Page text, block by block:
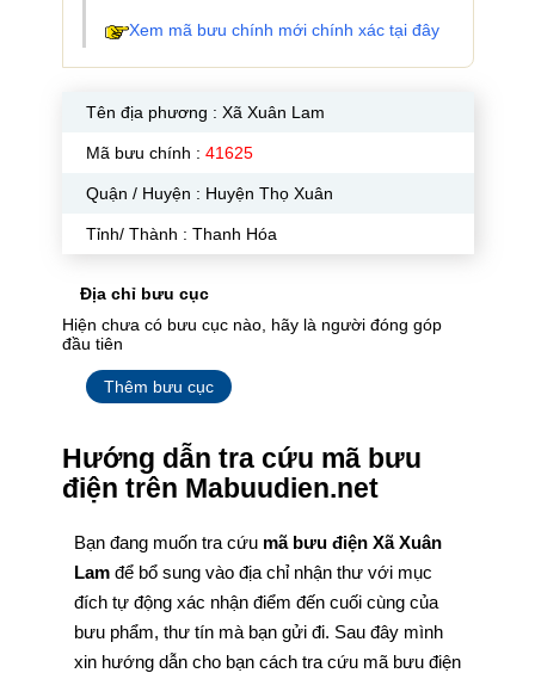
Xem mã bưu chính mới chính xác tại đây
Tên địa phương : Xã Xuân Lam
Mã bưu chính : 41625
Quận / Huyện : Huyện Thọ Xuân
Tỉnh/ Thành : Thanh Hóa
Địa chỉ bưu cục
Hiện chưa có bưu cục nào, hãy là người đóng góp
đầu tiên
Thêm bưu cục
Hướng dẫn tra cứu mã bưu
điện trên Mabuudien.net
Bạn đang muốn tra cứu mã bưu điện Xã Xuân
Lam để bổ sung vào địa chỉ nhận thư với mục
đích tự động xác nhận điểm đến cuối cùng của
bưu phẩm, thư tín mà bạn gửi đi. Sau đây mình
xin hướng dẫn cho bạn cách tra cứu mã bưu điện